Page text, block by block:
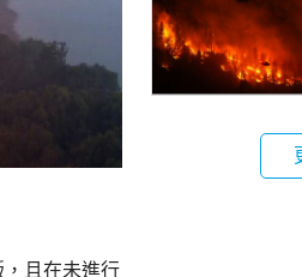
且在未進行